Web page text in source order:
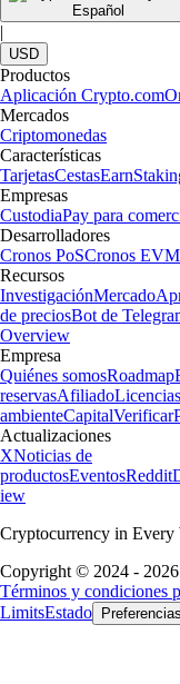
Español
|
USD
Productos
Aplicación Crypto.com
Mercados
Criptomonedas
Características
TarjetasCestasEarn
Empresas
CustodiaPay para
Desarrolladores
Cronos PoSCronos EVM
Recursos
InvestigaciónMercado
de preciosBot de
Overview
Empresa
Quiénes somosRoadmap
reservasAfiliadoLicencias
ambienteCapitalVerificar
Actualizaciones
XNoticias de
productosEventosReddit
iew
Cryptocurrency in
Copyright © 2024 - 2026
Términos y condiciones
LimitsEstado